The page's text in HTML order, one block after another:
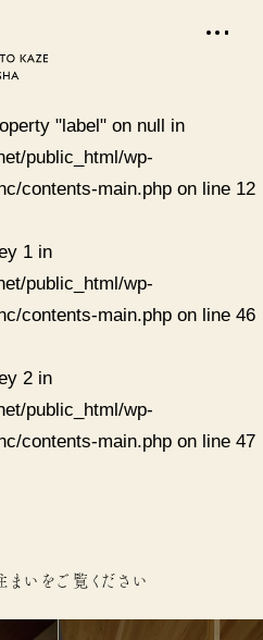
"label" on null in
public_html/wp-
contents-main.php on line 12
1 in
public_html/wp-
contents-main.php on line 46
2 in
public_html/wp-
contents-main.php on line 47
いをご覧ください